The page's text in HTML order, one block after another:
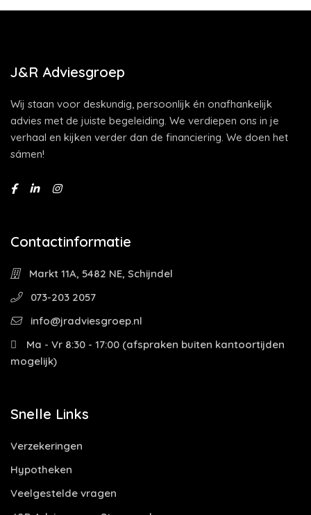
J&R Adviesgroep
Wij staan voor deskundig, persoonlijk én onafhankelijk
advies met de juiste begeleiding. We verdiepen ons in je
verhaal en kijken verder dan de financiering. We doen het
sámen!
Contactinformatie
Markt 11A, 5482 NE, Schijndel
073-203 2057
info@jradviesgroep.nl
Ma - Vr 8:30 - 17:00 (afspraken buiten kantoortijden
mogelijk)
Snelle Links
Verzekeringen
Hypotheken
Veelgestelde vragen